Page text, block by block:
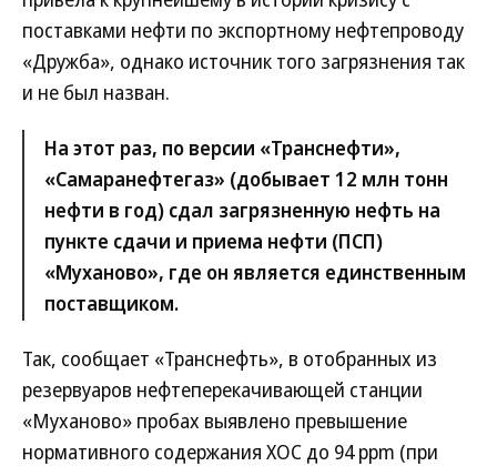
поставками нефти по экспортному нефтепроводу
«Дружба», однако источник того загрязнения так
и не был назван.
На этот раз, по версии «Транснефти»,
«Самаранефтегаз» (добывает 12 млн тонн
нефти в год) сдал загрязненную нефть на
пункте сдачи и приема нефти (ПСП)
«Муханово», где он является единственным
поставщиком.
Так, сообщает «Транснефть», в отобранных из
резервуаров нефтеперекачивающей станции
«Муханово» пробах выявлено превышение
нормативного содержания ХОС до 94 ppm (при